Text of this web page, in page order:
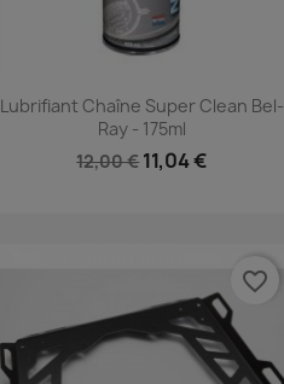
Aperçu rapide
Lubrifiant Chaîne Super Clean Bel-
Ray - 175ml
12,00 € 11,04 €
favorite_border